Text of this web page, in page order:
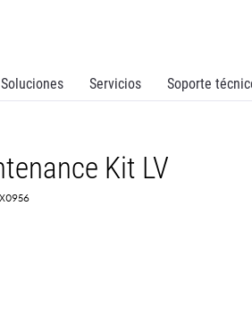
Soluciones Servicios Soporte
Kit LV